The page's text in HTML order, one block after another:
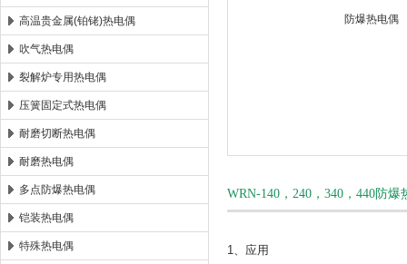
高温贵金属(铂铑)热电偶
吹气热电偶
裂解炉专用热电偶
压簧固定式热电偶
耐磨切断热电偶
耐磨热电偶
多点防爆热电偶
铠装热电偶
特殊热电偶
WRN-140，240，340，440防
1、应用